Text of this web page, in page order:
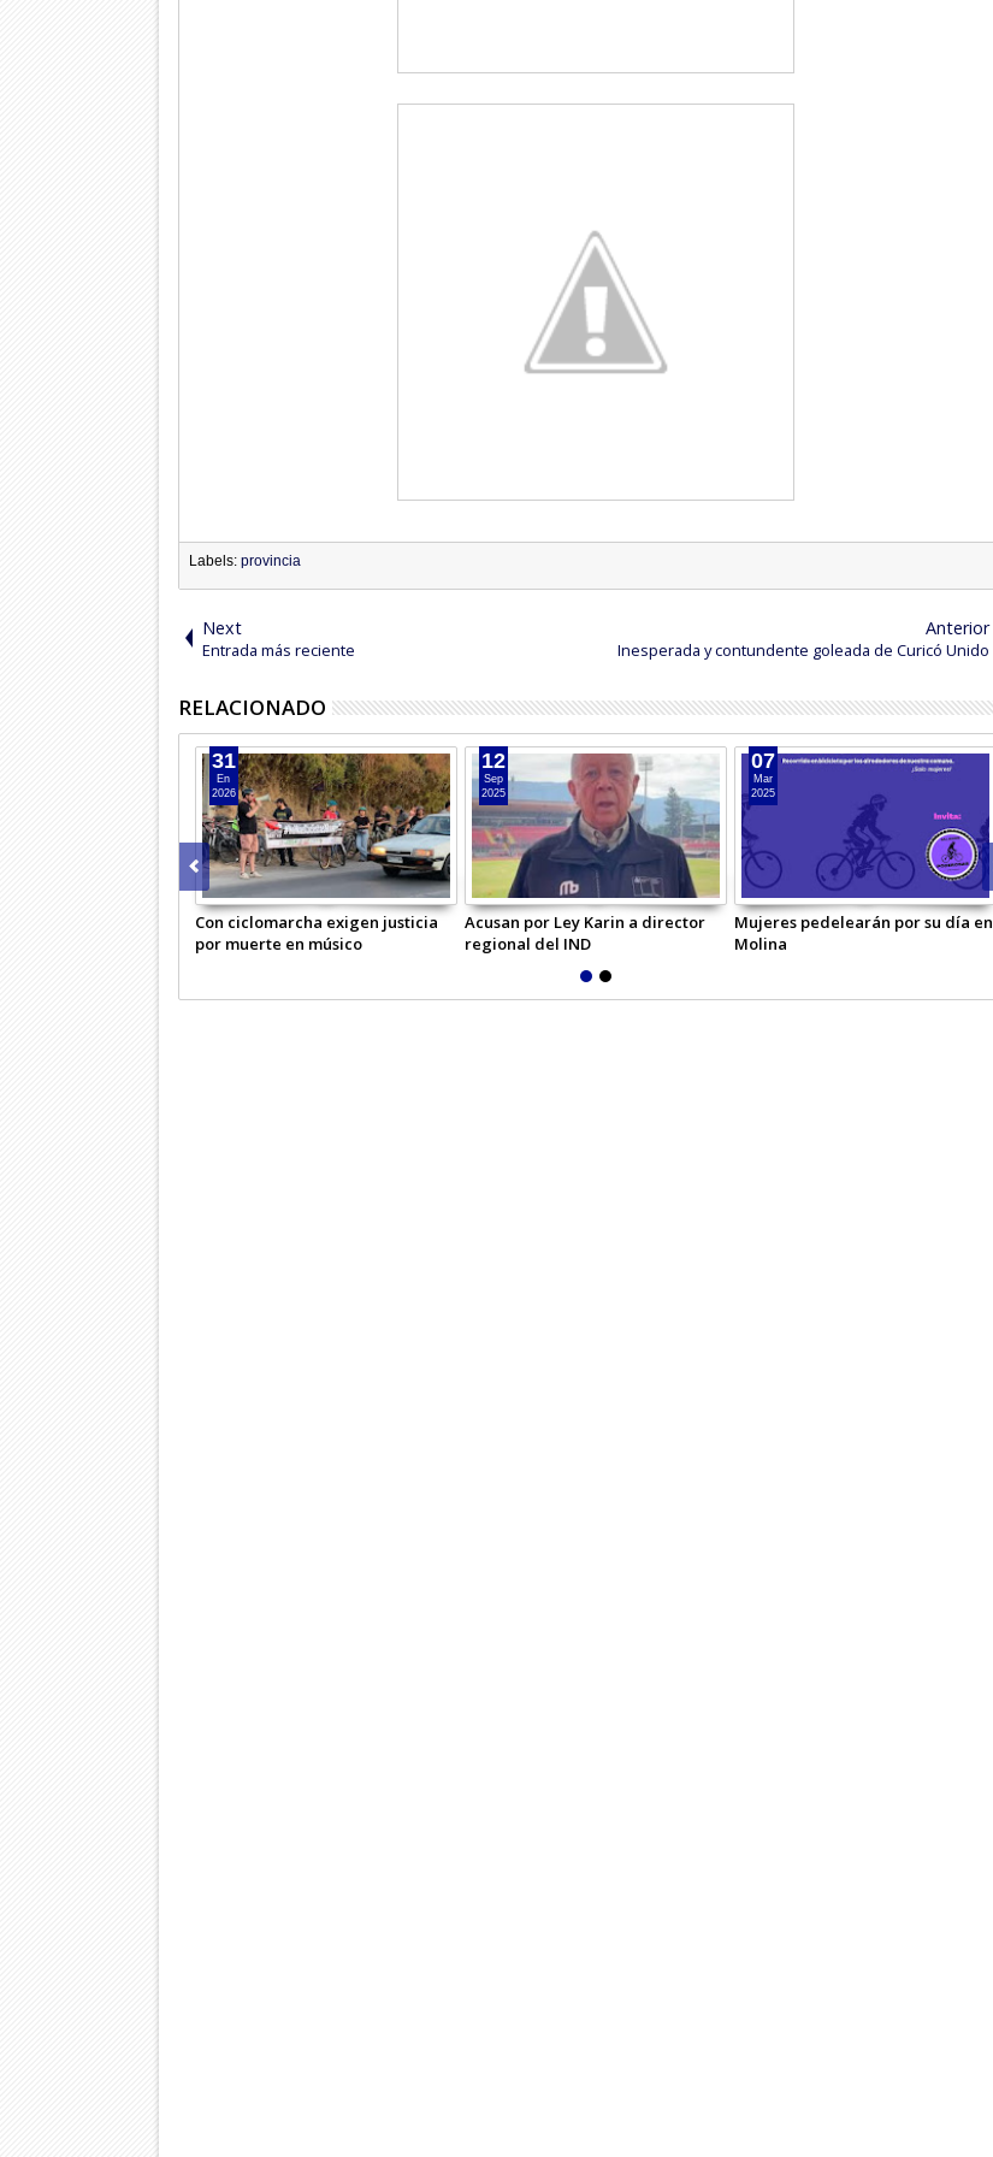
Labels: provincia
Next
Entrada más reciente
Anterior
Inesperada y contundente goleada de Curicó Unido
RELACIONADO
Con ciclomarcha exigen justicia
por muerte en músico
31
En
2026
Acusan por Ley Karin a director
regional del IND
12
Sep
2025
Mujeres pedelearán por su día en
Molina
07
Mar
2025